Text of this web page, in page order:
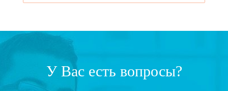
У Вас есть вопросы?